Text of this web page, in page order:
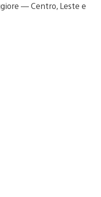
— Centro, Leste e